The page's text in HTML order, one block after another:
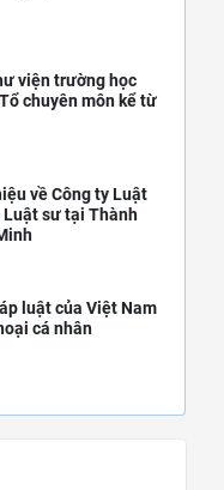
viện trường học
chuyên môn kể từ
về Công ty Luật
Luật sư tại Thành
luật của Việt Nam
cá nhân